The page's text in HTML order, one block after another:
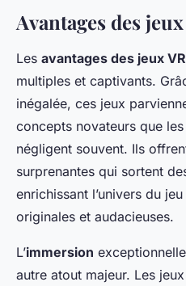
Avantages des
Les avantages des jeux VR
multiples et captivants.
inégalée, ces jeux
concepts novateurs que
négligent souvent. Ils
surprenantes qui sortent
enrichissant l’univers du
originales et audacieuses.
L’immersion
autre atout majeur. Les